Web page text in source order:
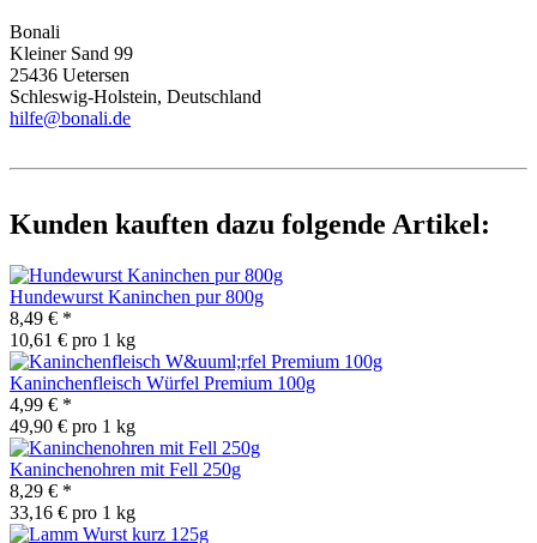
Bonali
Kleiner Sand 99
25436 Uetersen
Schleswig-Holstein, Deutschland
hilfe@bonali.de
Kunden kauften dazu folgende Artikel:
Hundewurst Kaninchen pur 800g
8,49 € *
10,61 € pro 1 kg
Kaninchenfleisch Würfel Premium 100g
4,99 € *
49,90 € pro 1 kg
Kaninchenohren mit Fell 250g
8,29 € *
33,16 € pro 1 kg